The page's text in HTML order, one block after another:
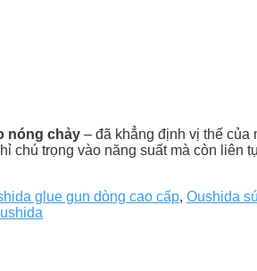
nóng chảy – đã khẳng định vị thế của
chú trọng vào năng suất mà còn
glue gun dòng cao cấp, Oushida